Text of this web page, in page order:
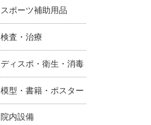
スポーツ補助用品
検査・治療
ディスポ・衛生・消毒
模型・書籍・ポスター
院内設備